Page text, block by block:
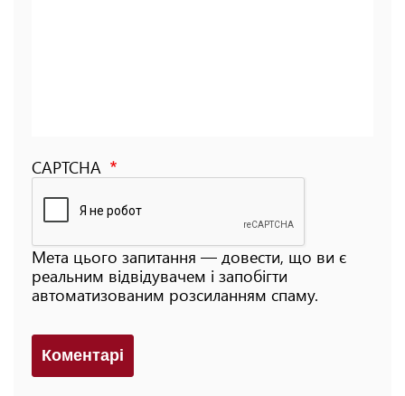
CAPTCHA
Мета цього запитання — довести, що ви є
реальним відвідувачем і запобігти
автоматизованим розсиланням спаму.
Коментарi